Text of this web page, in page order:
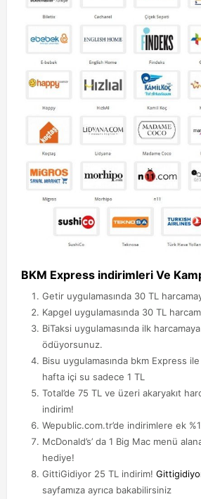
BKM Express indirimleri Ve
Getir uygulamasında 30 TL
Kapgel uygulamasında 30 TL
BiTaksi uygulamasında ilk
ödüyorsunuz.
Bisu uygulamasında bkm Express
hafta içi su sadece 1 TL
Total’de 75 TL ve üzeri akaryakıt
indirim!
Wepublic.com.tr’de indirimlere ek
McDonald’s’ da 1 Big Mac menü
hediye!
GittiGidiyor 25 TL indirim!
sayfamıza ayrıca bakabilirsiniz